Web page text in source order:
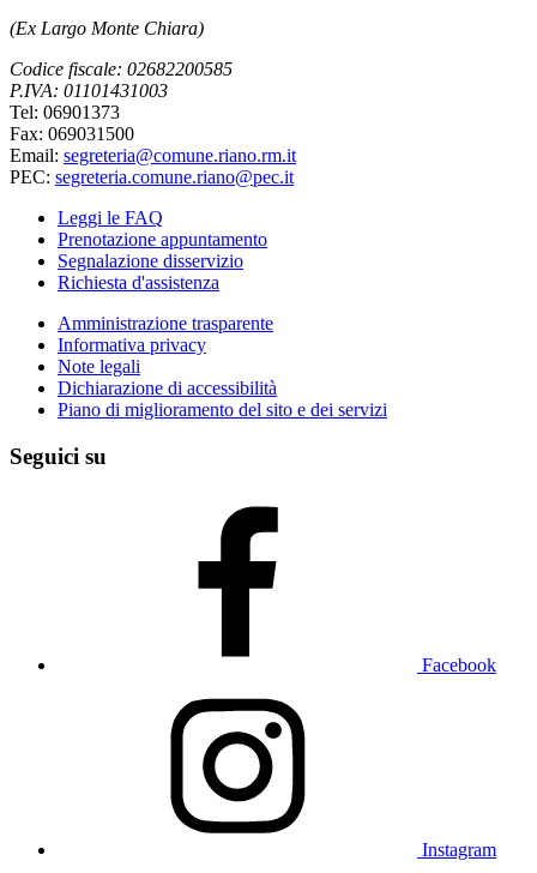
(Ex Largo Monte Chiara)
Codice fiscale: 02682200585
P.IVA: 01101431003
Tel: 06901373
Fax: 069031500
Email: segreteria@comune.riano.rm.it
PEC: segreteria.comune.riano@pec.it
Leggi le FAQ
Prenotazione appuntamento
Segnalazione disservizio
Richiesta d'assistenza
Amministrazione trasparente
Informativa privacy
Note legali
Dichiarazione di accessibilità
Piano di miglioramento del sito e dei servizi
Seguici su
Facebook
Instagram